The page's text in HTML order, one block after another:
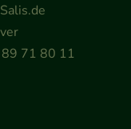
71 80 11